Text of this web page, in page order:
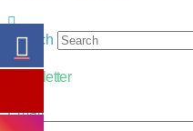
Search
Newsletter
Email